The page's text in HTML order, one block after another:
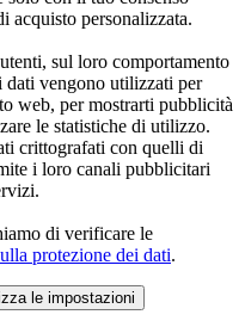
acquisto personalizzata.
sul loro comportamento
dati vengono utilizzati per
web, per mostrarti pubblicità
le statistiche di utilizzo.
crittografati con quelli di
i loro canali pubblicitari
di verificare le
protezione dei dati.
le impostazioni